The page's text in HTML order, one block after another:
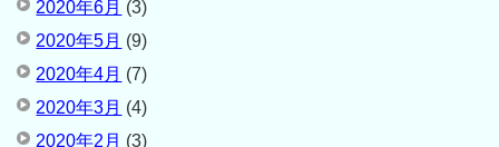
2020年6月 (3)
2020年5月 (9)
2020年4月 (7)
2020年3月 (4)
2020年2月 (3)